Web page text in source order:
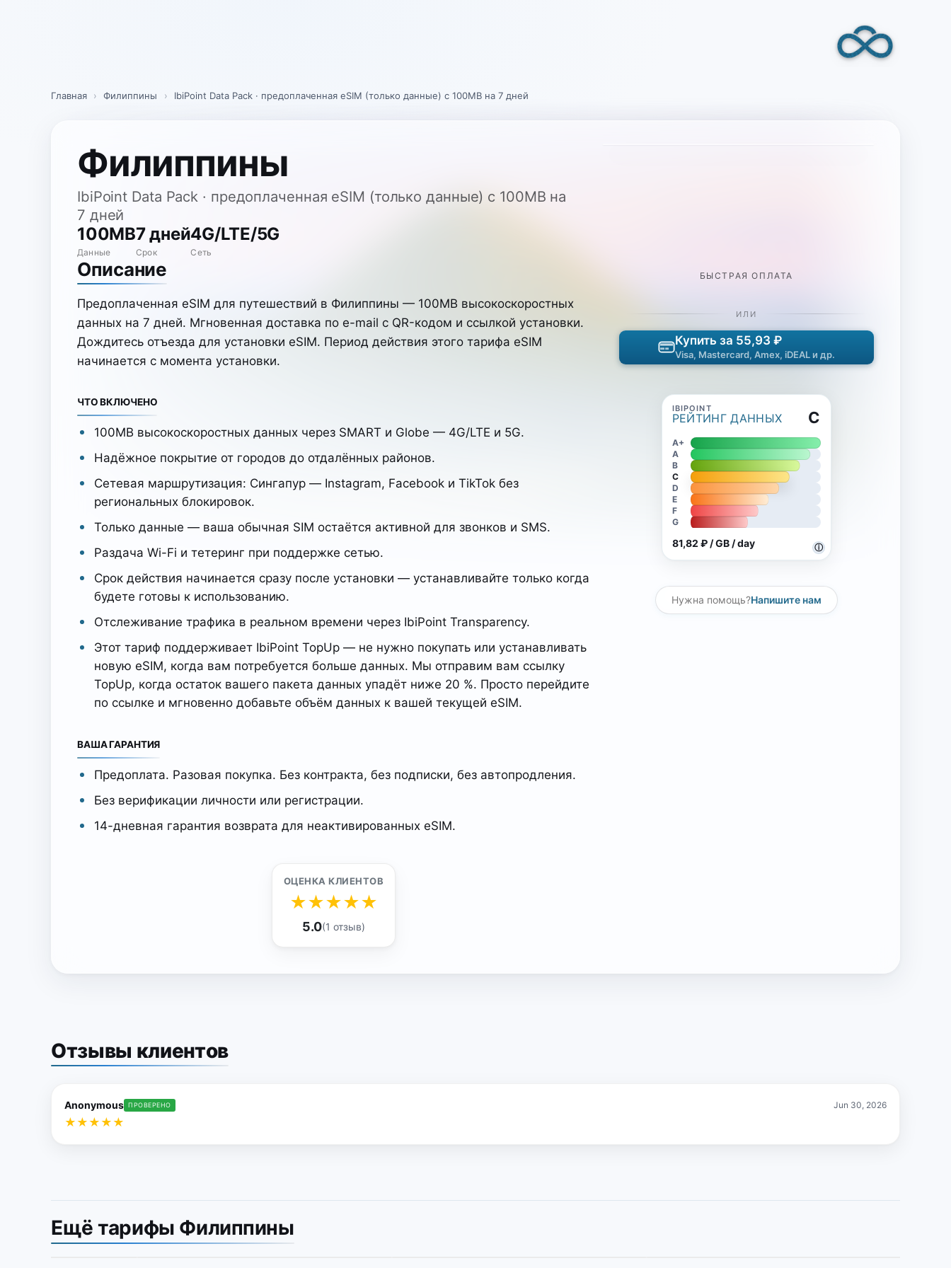
Главная › Филиппины › IbiPoint Data Pack · предоплаченная eSIM (только данные) с 100MB на 7 дней
Филиппины
IbiPoint Data Pack · предоплаченная eSIM (только данные) с 100MB на
7 дней
100MB
Данные
7 дней
Срок
4G/LTE/5G
Сеть
Описание
Предоплаченная eSIM для путешествий в Филиппины — 100MB высокоскоростных
данных на 7 дней. Мгновенная доставка по e-mail с QR-кодом и ссылкой установки.
Дождитесь отъезда для установки eSIM. Период действия этого тарифа eSIM
начинается с момента установки.
ЧТО ВКЛЮЧЕНО
100MB высокоскоростных данных через SMART и Globe — 4G/LTE и 5G.
Надёжное покрытие от городов до отдалённых районов.
Сетевая маршрутизация: Сингапур — Instagram, Facebook и TikTok без
региональных блокировок.
Только данные — ваша обычная SIM остаётся активной для звонков и SMS.
Раздача Wi-Fi и тетеринг при поддержке сетью.
Срок действия начинается сразу после установки — устанавливайте только когда
будете готовы к использованию.
Отслеживание трафика в реальном времени через IbiPoint Transparency.
Этот тариф поддерживает IbiPoint TopUp — не нужно покупать или устанавливать
новую eSIM, когда вам потребуется больше данных. Мы отправим вам ссылку
TopUp, когда остаток вашего пакета данных упадёт ниже 20 %. Просто перейдите
по ссылке и мгновенно добавьте объём данных к вашей текущей eSIM.
ВАША ГАРАНТИЯ
Предоплата. Разовая покупка. Без контракта, без подписки, без автопродления.
Без верификации личности или регистрации.
14-дневная гарантия возврата для неактивированных eSIM.
ОЦЕНКА КЛИЕНТОВ
★★★★★
5.0(1 отзыв)
БЫСТРАЯ ОПЛАТА
ИЛИ
Купить за 55,93 ₽
Visa, Mastercard, Amex, iDEAL и др.
РЕЙТИНГ ДАННЫХ
ⓘ
C
A+
A
B
C
D
E
F
G
81,82 ₽ / GB / day
Нужна помощь?Напишите нам
Отзывы клиентов
Anonymous ПРОВЕРЕНО Jun 30, 2026
★ ★ ★ ★ ★
Ещё тарифы Филиппины